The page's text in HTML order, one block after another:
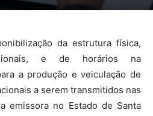
da estrutura física,
e de horários na
a produção e veiculação de
a serem transmitidos nas
emissora no Estado de Santa